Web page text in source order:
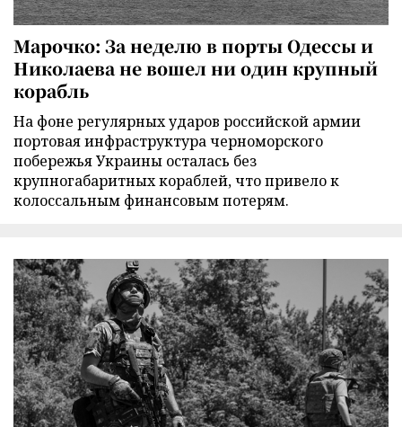
Марочко: За неделю в порты Одессы и
Николаева не вошел ни один крупный
корабль
На фоне регулярных ударов российской армии
портовая инфраструктура черноморского
побережья Украины осталась без
крупногабаритных кораблей, что привело к
колоссальным финансовым потерям.